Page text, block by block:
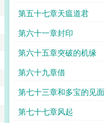
第五十七章天瘟道君
第六十一章封印
第六十五章突破的机缘
第六十九章借
第七十三章和多宝的见面
第七十七章风起